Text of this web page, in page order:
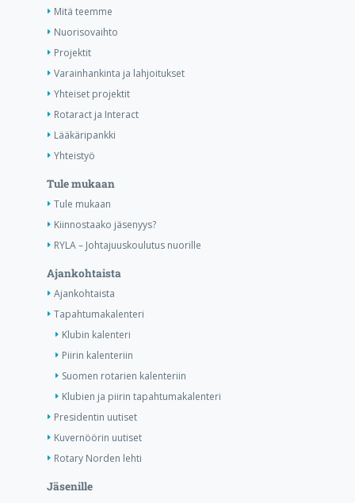
Mitä teemme
Nuorisovaihto
Projektit
Varainhankinta ja lahjoitukset
Yhteiset projektit
Rotaract ja Interact
Lääkäripankki
Yhteistyö
Tule mukaan
Tule mukaan
Kiinnostaako jäsenyys?
RYLA – Johtajuuskoulutus nuorille
Ajankohtaista
Ajankohtaista
Tapahtumakalenteri
Klubin kalenteri
Piirin kalenteriin
Suomen rotarien kalenteriin
Klubien ja piirin tapahtumakalenteri
Presidentin uutiset
Kuvernöörin uutiset
Rotary Norden lehti
Jäsenille